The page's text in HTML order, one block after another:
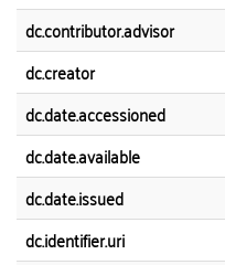
dc.contributor.advisor
dc.creator
dc.date.accessioned
dc.date.available
dc.date.issued
dc.identifier.uri